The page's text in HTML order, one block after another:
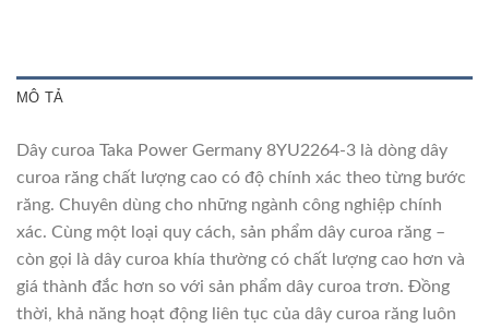
MÔ TẢ
Dây curoa Taka Power Germany 8YU2264-3 là dòng dây
curoa răng chất lượng cao có độ chính xác theo từng bước
răng. Chuyên dùng cho những ngành công nghiệp chính
xác. Cùng một loại quy cách, sản phẩm dây curoa răng –
còn gọi là dây curoa khía thường có chất lượng cao hơn và
giá thành đắc hơn so với sản phẩm dây curoa trơn. Đồng
thời, khả năng hoạt động liên tục của dây curoa răng luôn